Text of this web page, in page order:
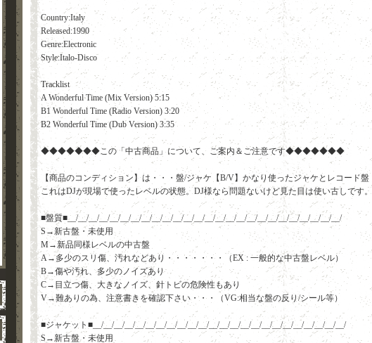
Country:Italy
Released:1990
Genre:Electronic
Style:Italo-Disco
Tracklist
A Wonderful Time (Mix Version) 5:15
B1 Wonderful Time (Radio Version) 3:20
B2 Wonderful Time (Dub Version) 3:35
◆◆◆◆◆◆◆この「中古商品」について、ご案内＆ご注意です◆◆◆◆◆◆◆
【商品のコンディション】は・・・盤/ジャケ【B/V】かなり使ったジャケとレコード盤
これはDJが現場で使ったレベルの状態。DJ様なら問題ないけど見た目は使い古しです。
■盤質■__/__/__/__/__/__/__/__/__/__/__/__/__/__/__/__/__/__/__/__/__/__/__/__/__/__/
S→新古盤・未使用
M→新品同様レベルの中古盤
A→多少のスリ傷、汚れなどあり・・・・・・・（EX : 一般的な中古盤レベル）
B→傷や汚れ、多少のノイズあり
C→目立つ傷、大きなノイズ、針トビの危険性もあり
V→難ありの為、注意書きを確認下さい・・・（VG:相当な盤の反り/シール等）
■ジャケット■__/__/__/__/__/__/__/__/__/__/__/__/__/__/__/__/__/__/__/__/__/__/__/__/
S→新古盤・未使用